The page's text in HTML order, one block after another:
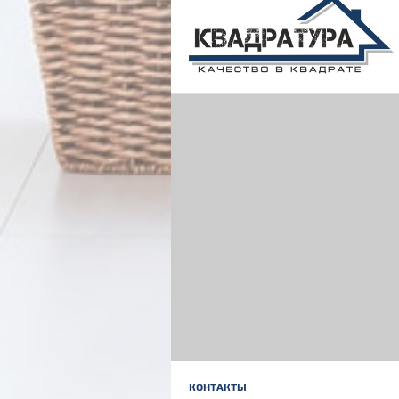
КОНТАКТЫ